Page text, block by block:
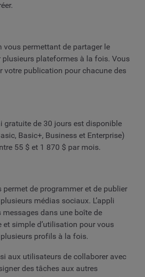
vous permettant de partager le
plusieurs plateformes à la fois. Vous
votre publication pour chacune des
gratuite de 30 jours est disponible
Basic+, Business et Enterprise)
55 $ et 1 870 $ par mois.
permet de programmer et de publier
médias sociaux. L’appli
dans une boîte de
et simple d’utilisation pour vous
profils à la fois.
aux utilisateurs de collaborer avec
des tâches aux autres